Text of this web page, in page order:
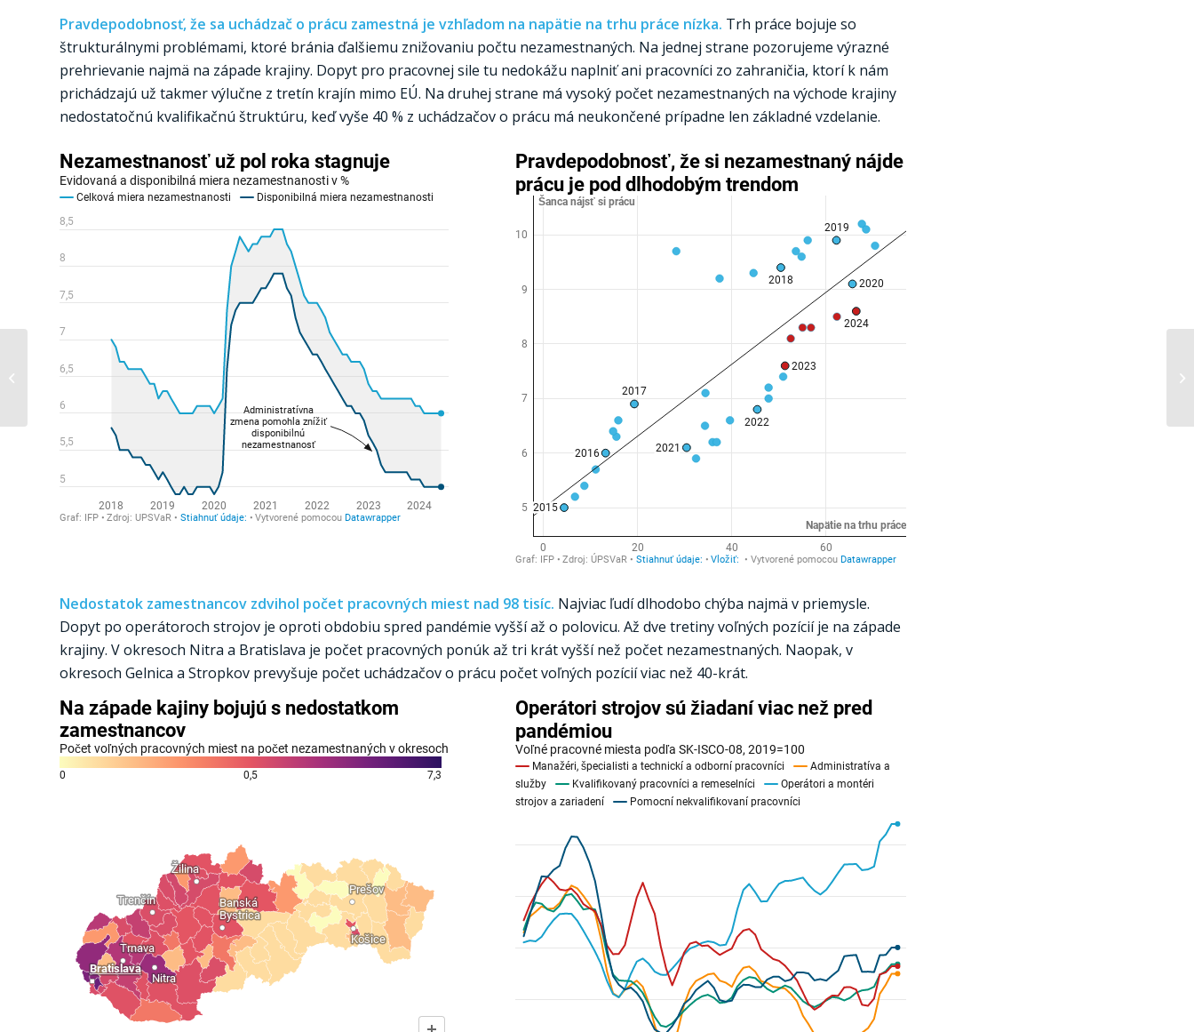
Pravdepodobnosť, že sa uchádzač o prácu zamestná je vzhľadom na napätie na trhu práce nízka. Trh práce bojuje so
štrukturálnymi problémami, ktoré bránia ďalšiemu znižovaniu počtu nezamestnaných. Na jednej strane pozorujeme výrazné
prehrievanie najmä na západe krajiny. Dopyt pro pracovnej sile tu nedokážu naplniť ani pracovníci zo zahraničia, ktorí k nám
prichádzajú už takmer výlučne z tretín krajín mimo EÚ. Na druhej strane má vysoký počet nezamestnaných na východe krajiny
nedostatočnú kvalifikačnú štruktúru, keď vyše 40 % z uchádzačov o prácu má neukončené prípadne len základné vzdelanie.
Nedostatok zamestnancov zdvihol počet pracovných miest nad 98 tisíc. Najviac ľudí dlhodobo chýba najmä v priemysle.
Dopyt po operátoroch strojov je oproti obdobiu spred pandémie vyšší až o polovicu. Až dve tretiny voľných pozícií je na západe
krajiny. V okresoch Nitra a Bratislava je počet pracovných ponúk až tri krát vyšší než počet nezamestnaných. Naopak, v
okresoch Gelnica a Stropkov prevyšuje počet uchádzačov o prácu počet voľných pozícií viac než 40-krát.
nezamestnanosť a
29/2024)